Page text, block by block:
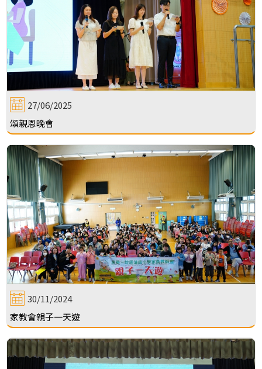
27/06/2025
頌親恩晚會
30/11/2024
家教會親子一天遊